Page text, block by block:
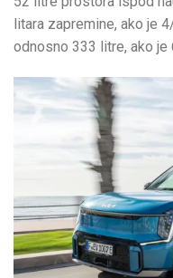
litara zapremine, ako je
odnosno 333 litre, ako